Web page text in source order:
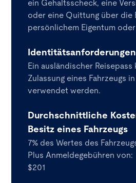
ein Gehaltsscheck, eine
oder eine Quittung über die
persönlichem Eigentum
Identitätsanforderungen
Ein ausländischer Reisepass
Zulassung eines Fahrzeugs
verwendet werden.
Durchschnittliche
Besitz eines Fahrzeugs
7% des Wertes des
Plus Anmeldegebühren von:
$201